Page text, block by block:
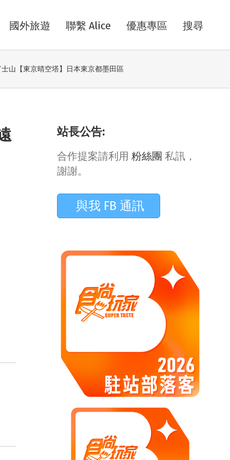
國外旅遊 聯繫 Alice 優惠專區 搜尋
山【東京晴空塔】日本東京都墨田區
站長公告:
合作提案請利用 粉絲團 私訊，
謝謝。
與我 FB 通訊